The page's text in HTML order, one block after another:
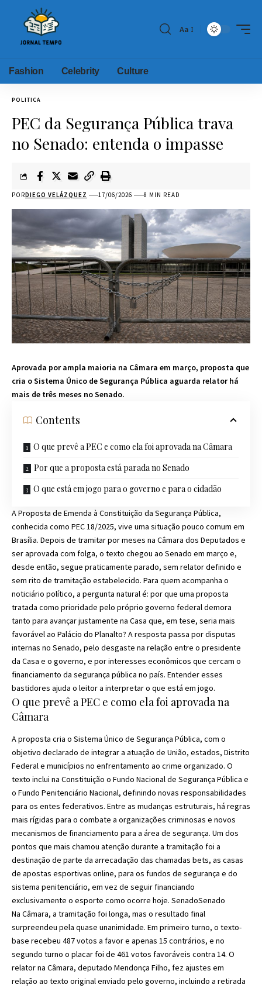
Aa
Fashion Celebrity Culture
POLITICA
PEC da Segurança Pública trava
no Senado: entenda o impasse
PORDIEGO VELÁZQUEZ 17/06/2026 8 MIN READ
Aprovada por ampla maioria na Câmara em março, proposta que
cria o Sistema Único de Segurança Pública aguarda relator há
mais de três meses no Senado.
Contents
O que prevê a PEC e como ela foi aprovada na Câmara
Por que a proposta está parada no Senado
O que está em jogo para o governo e para o cidadão
A Proposta de Emenda à Constituição da Segurança Pública,
conhecida como PEC 18/2025, vive uma situação pouco comum em
Brasília. Depois de tramitar por meses na Câmara dos Deputados e
ser aprovada com folga, o texto chegou ao Senado em março e,
desde então, segue praticamente parado, sem relator definido e
sem rito de tramitação estabelecido. Para quem acompanha o
noticiário político, a pergunta natural é: por que uma proposta
tratada como prioridade pelo próprio governo federal demora
tanto para avançar justamente na Casa que, em tese, seria mais
favorável ao Palácio do Planalto? A resposta passa por disputas
internas no Senado, pelo desgaste na relação entre o presidente
da Casa e o governo, e por interesses econômicos que cercam o
financiamento da segurança pública no país. Entender esses
bastidores ajuda o leitor a interpretar o que está em jogo.
O que prevê a PEC e como ela foi aprovada na
Câmara
A proposta cria o Sistema Único de Segurança Pública, com o
objetivo declarado de integrar a atuação de União, estados, Distrito
Federal e municípios no enfrentamento ao crime organizado. O
texto inclui na Constituição o Fundo Nacional de Segurança Pública e
o Fundo Penitenciário Nacional, definindo novas responsabilidades
para os entes federativos. Entre as mudanças estruturais, há regras
mais rígidas para o combate a organizações criminosas e novos
mecanismos de financiamento para a área de segurança. Um dos
pontos que mais chamou atenção durante a tramitação foi a
destinação de parte da arrecadação das chamadas bets, as casas
de apostas esportivas online, para os fundos de segurança e do
sistema penitenciário, em vez de seguir financiando
exclusivamente o esporte como ocorre hoje. SenadoSenado
Na Câmara, a tramitação foi longa, mas o resultado final
surpreendeu pela quase unanimidade. Em primeiro turno, o texto-
base recebeu 487 votos a favor e apenas 15 contrários, e no
segundo turno o placar foi de 461 votos favoráveis contra 14. O
relator na Câmara, deputado Mendonça Filho, fez ajustes em
relação ao texto original enviado pelo governo, incluindo a retirada